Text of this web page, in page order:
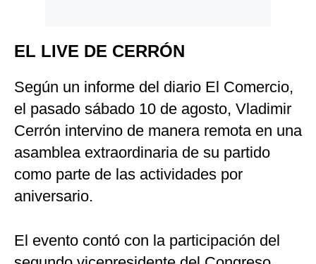
EL LIVE DE CERRÓN
Según un informe del diario El Comercio,
el pasado sábado 10 de agosto, Vladimir
Cerrón intervino de manera remota en una
asamblea extraordinaria de su partido
como parte de las actividades por
aniversario.
El evento contó con la participación del